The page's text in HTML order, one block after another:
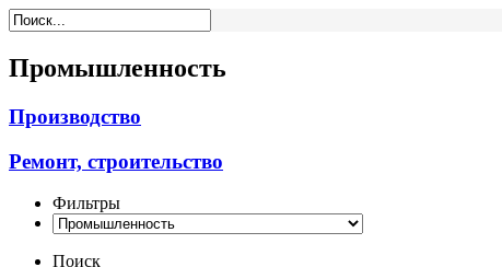
Промышленность
Производство
Ремонт, строительство
Фильтры
Поиск